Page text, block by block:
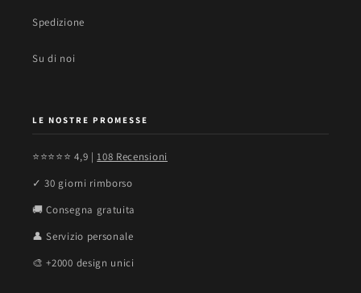
Spedizione
Su di noi
LE NOSTRE PROMESSE
⭐⭐⭐⭐⭐ 4,9 |108 Recensioni
✓ 30 giorni rimborso
🚚 Consegna gratuita
👤 Servizio personale
🎨 +2000 design unici